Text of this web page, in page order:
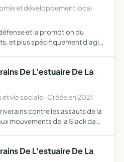
et développement local ·
et la promotion du
et plus spécifiquement d'agir
De L'estuaire De La
et vie sociale · Créée en 2021
contre les assauts de la
mouvements de la Slack dans
De L'estuaire De La